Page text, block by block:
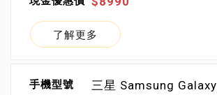
了解更多
三星 Samsung Galaxy